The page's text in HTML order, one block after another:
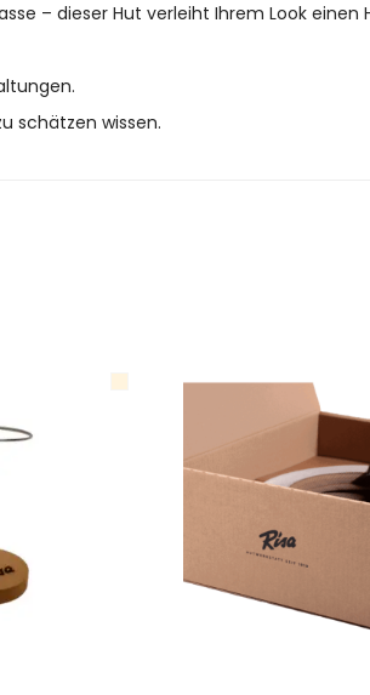
– dieser Hut verleiht Ihrem Look einen
schätzen wissen.